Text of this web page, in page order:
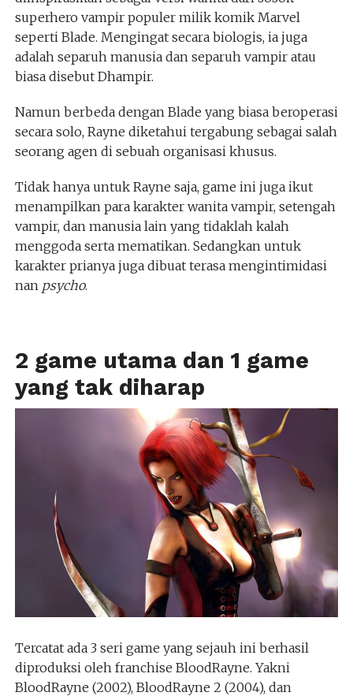
superhero vampir populer milik komik Marvel
seperti Blade. Mengingat secara biologis, ia juga
adalah separuh manusia dan separuh vampir atau
biasa disebut Dhampir.
Namun berbeda dengan Blade yang biasa beroperasi
secara solo, Rayne diketahui tergabung sebagai salah
seorang agen di sebuah organisasi khusus.
Tidak hanya untuk Rayne saja, game ini juga ikut
menampilkan para karakter wanita vampir, setengah
vampir, dan manusia lain yang tidaklah kalah
menggoda serta mematikan. Sedangkan untuk
karakter prianya juga dibuat terasa mengintimidasi
nan psycho.
2 game utama dan 1 game
yang tak diharap
Tercatat ada 3 seri game yang sejauh ini berhasil
diproduksi oleh franchise BloodRayne. Yakni
BloodRayne (2002), BloodRayne 2 (2004), dan